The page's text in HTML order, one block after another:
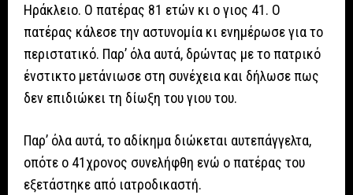
Ηράκλειο. Ο πατέρας 81 ετών κι ο γιος 41. Ο
πατέρας κάλεσε την αστυνομία κι ενημέρωσε για το
περιστατικό. Παρ’ όλα αυτά, δρώντας με το πατρικό
ένστικτο μετάνιωσε στη συνέχεια και δήλωσε πως
δεν επιδιώκει τη δίωξη του γιου του.
Παρ’ όλα αυτά, το αδίκημα διώκεται αυτεπάγγελτα,
οπότε ο 41χρονος συνελήφθη ενώ ο πατέρας του
εξετάστηκε από ιατροδικαστή.